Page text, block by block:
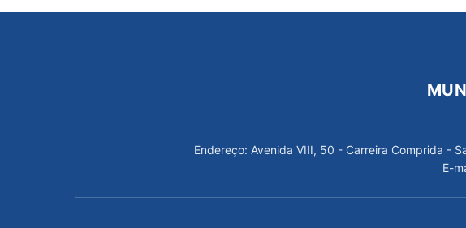
Endereço: Avenida VIII, 50 - Carreira Comprida -
E-